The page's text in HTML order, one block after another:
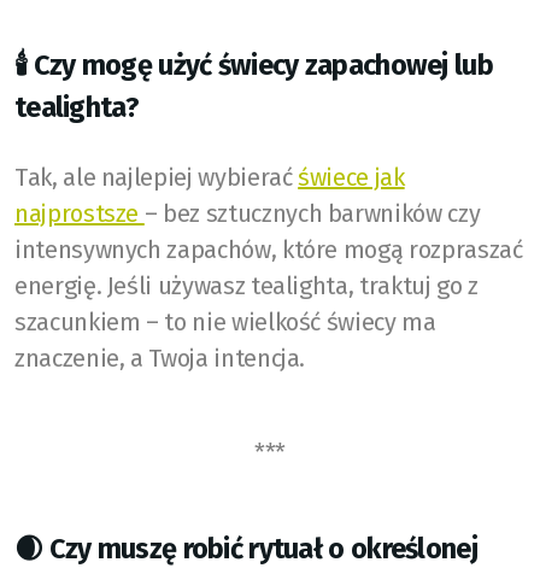
🕯️ Czy mogę użyć świecy zapachowej lub
tealighta?
Tak, ale najlepiej wybieraćświece jak
najprostsze – bez sztucznych barwników czy
intensywnych zapachów, które mogą rozpraszać
energię. Jeśli używasz tealighta, traktuj go z
szacunkiem – to nie wielkość świecy ma
znaczenie, a Twoja intencja.
***
🌒 Czy muszę robić rytuał o określonej